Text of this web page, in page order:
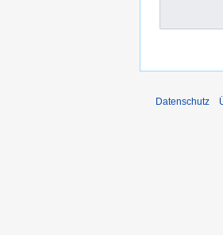
Datenschutz